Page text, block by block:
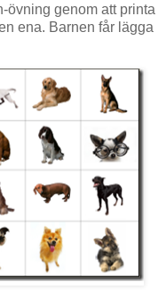
övning genom att printa
ena. Barnen får lägga